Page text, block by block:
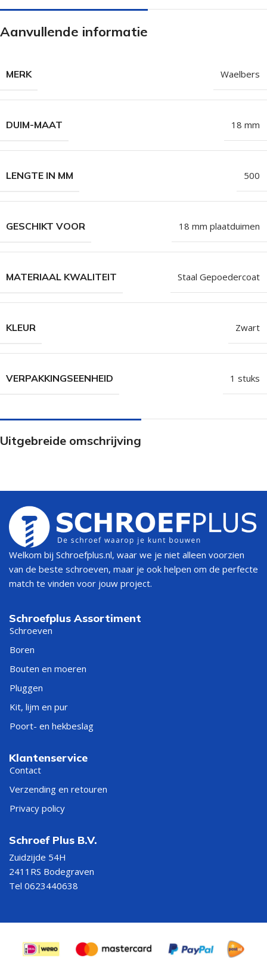
Aanvullende informatie
MERK Waelbers
DUIM-MAAT 18 mm
LENGTE IN MM 500
GESCHIKT VOOR 18 mm plaatduimen
MATERIAAL KWALITEIT Staal Gepoedercoat
KLEUR Zwart
VERPAKKINGSEENHEID 1 stuks
Uitgebreide omschrijving
Welkom bij Schroefplus.nl, waar we je niet alleen voorzien
van de beste schroeven, maar je ook helpen om de perfecte
match te vinden voor jouw project.
Schroefplus Assortiment
Schroeven
Boren
Bouten en moeren
Pluggen
Kit, lijm en pur
Poort- en hekbeslag
Klantenservice
Contact
Verzending en retouren
Privacy policy
Schroef Plus B.V.
Zuidzijde 54H
2411RS Bodegraven
Tel 0623440638